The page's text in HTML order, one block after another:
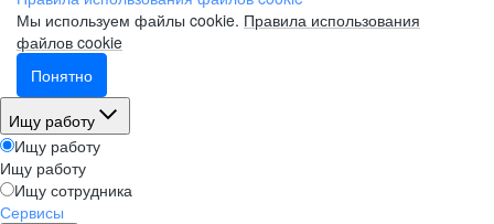
Мы используем файлы cookie. Правила использования
файлов cookie
Понятно
Ищу работу
Ищу работу
Ищу работу
Ищу сотрудника
Сервисы